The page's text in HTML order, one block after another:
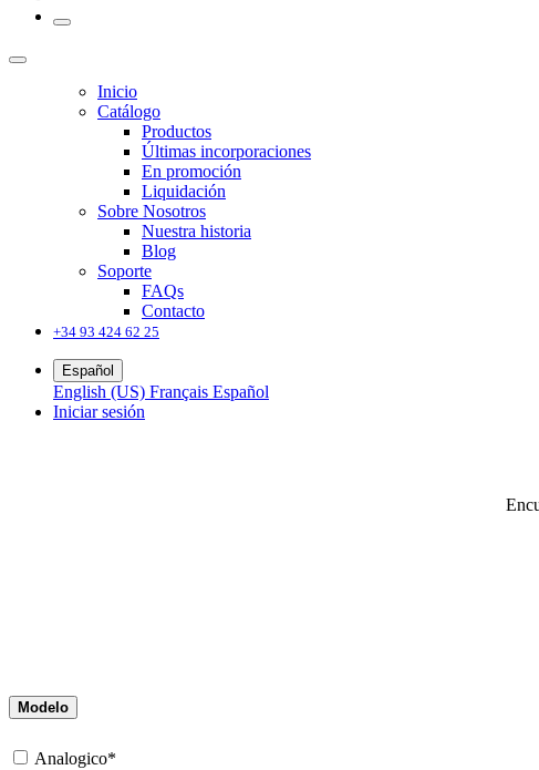
Inicio
Catálogo
Productos
Últimas incorporaciones
En promoción
Liquidación
Sobre Nosotros
Nuestra historia
Blog
Soporte
FAQs
Contacto
+34 93 424 62 25
Español
English (US) Français Español
Iniciar sesión
Modelo
Analogico*